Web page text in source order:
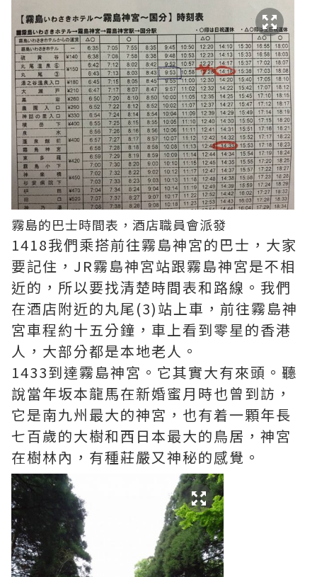
霧島的巴士時間表，酒店職員會派發
1418我們乘搭前往霧島神宮的巴士，大家
要記住，JR霧島神宮站跟霧島神宮是不相
近的，所以要找清楚時間表和路線。我們
在酒店附近的丸尾(3)站上車，前往霧島神
宮車程約十五分鐘，車上看到零星的香港
人，大部分都是本地老人。
1433到達霧島神宮。它其實大有來頭。聽
說當年坂本龍馬在新婚蜜月時也曾到訪，
它是南九州最大的神宮，也有着一顆年長
七百歲的大樹和西日本最大的鳥居，神宮
在樹林內，有種莊嚴又神秘的感覺。